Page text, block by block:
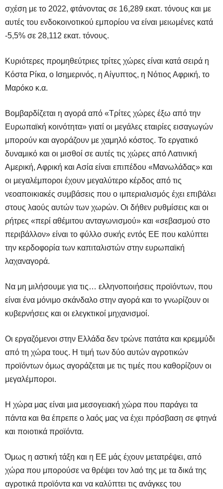
σχέση με το 2022, φτάνοντας σε 16,289 εκατ. τόνους και με
αυτές του ενδοκοινοτικού εμπορίου να είναι μειωμένες κατά
-5,5% σε 28,112 εκατ. τόνους.
Κυριότερες προμηθεύτριες τρίτες χώρες είναι κατά σειρά η
Κόστα Ρίκα, ο Ισημερινός, η Αίγυπτος, η Νότιος Αφρική, το
Μαρόκο κ.α.
Βομβαρδίζεται η αγορά από «Τρίτες χώρες έξω από την
Ευρωπαϊκή κοινότητα» γιατί οι μεγάλες εταιρίες εισαγωγών
μπορούν και αγοράζουν με χαμηλό κόστος. Το εργατικό
δυναμικό και οι μισθοί σε αυτές τις χώρες από Λατινική
Αμερική, Αφρική και Ασία είναι επιπέδου «Μανωλάδας» και
οι μεγαλέμποροι έχουν μεγαλύτερο κέρδος από τις
νεοαποικιακές συμβάσεις που ο ιμπεριαλισμός έχει επιβάλει
στους λαούς αυτών των χωρών. Οι δήθεν ρυθμίσεις και οι
ρήτρες «περί αθέμιτου ανταγωνισμού» και «σεβασμού στο
περιβάλλον» είναι το φύλλο συκής εντός ΕΕ που καλύπτει
την κερδοφορία των καπιταλιστών στην ευρωπαϊκή
λαχαναγορά.
Να μη μιλήσουμε για τις… ελληνοποιήσεις προϊόντων, που
είναι ένα μόνιμο σκάνδαλο στην αγορά και το γνωρίζουν οι
κυβερνήσεις και οι ελεγκτικοί μηχανισμοί.
Οι εργαζόμενοι στην Ελλάδα δεν τρώνε πατάτα και κρεμμύδι
από τη χώρα τους. Η τιμή των δύο αυτών αγροτικών
προϊόντων όμως αγοράζεται με τις τιμές που καθορίζουν οι
μεγαλέμποροι.
Η χώρα μας είναι μια μεσογειακή χώρα που παράγει τα
πάντα και θα έπρεπε ο λαός μας να έχει πρόσβαση σε φτηνά
και ποιοτικά προϊόντα.
Όμως η αστική τάξη και η ΕΕ μάς έχουν μετατρέψει, από
χώρα που μπορούσε να θρέψει τον λαό της με τα δικά της
αγροτικά προϊόντα και να καλύπτει τις ανάγκες του